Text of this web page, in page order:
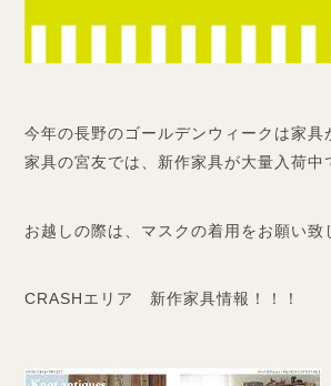
今年の長野のゴールデンウィークは家具
家具の宮友では、新作家具が大量入荷中
お越しの際は、マスクの着用をお願い致
CRASHエリア 新作家具情報！！！